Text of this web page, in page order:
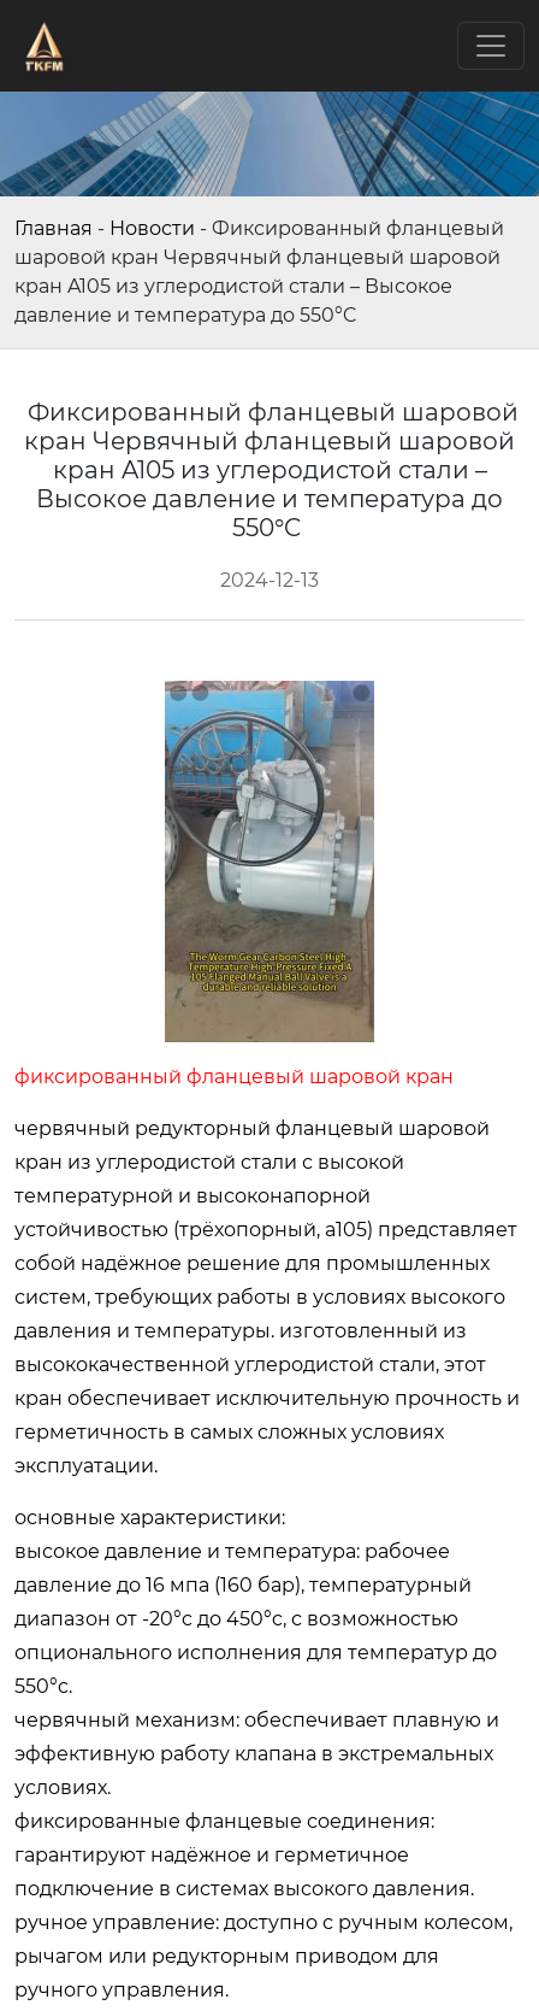
Главная - Новости - Фиксированный фланцевый
шаровой кран Червячный фланцевый шаровой
кран A105 из углеродистой стали – Высокое
давление и температура до 550°C
Фиксированный фланцевый шаровой
кран Червячный фланцевый шаровой
кран A105 из углеродистой стали –
Высокое давление и температура до
550°C
2024-12-13
фиксированный фланцевый шаровой кран
червячный редукторный фланцевый шаровой
кран из углеродистой стали с высокой
температурной и высоконапорной
устойчивостью (трёхопорный, a105) представляет
собой надёжное решение для промышленных
систем, требующих работы в условиях высокого
давления и температуры. изготовленный из
высококачественной углеродистой стали, этот
кран обеспечивает исключительную прочность и
герметичность в самых сложных условиях
эксплуатации.
основные характеристики:
высокое давление и температура: рабочее
давление до 16 мпа (160 бар), температурный
диапазон от -20°c до 450°c, с возможностью
опционального исполнения для температур до
550°c.
червячный механизм: обеспечивает плавную и
эффективную работу клапана в экстремальных
условиях.
фиксированные фланцевые соединения:
гарантируют надёжное и герметичное
подключение в системах высокого давления.
ручное управление: доступно с ручным колесом,
рычагом или редукторным приводом для
ручного управления.